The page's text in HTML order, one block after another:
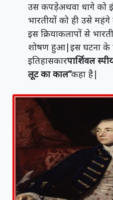
उस कपड़ेअथवा धागे को
भारतीयों को ही उसे
इस क्रियाकलापों से
शोषण हुआ|इस घटना के
इतिहासकारपार्शिवल
लूट का काल”कहा है|